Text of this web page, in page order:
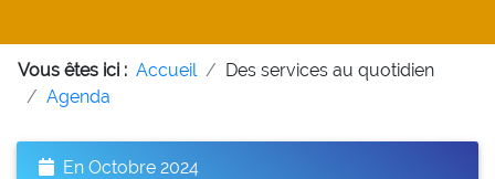
Vous êtes ici : Accueil
Des services au quotidien
Agenda
En Octobre 2024